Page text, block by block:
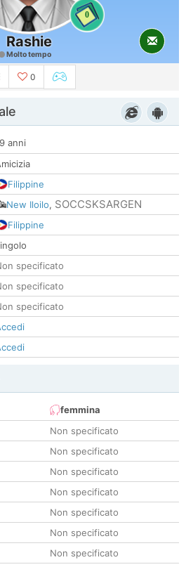
0
Rashie
Molto tempo
0
anni
Filippine
New Iloilo, SOCCSKSARGEN
Filippine
specificato
specificato
specificato
femmina
Non specificato
Non specificato
Non specificato
Non specificato
Non specificato
Non specificato
Non specificato